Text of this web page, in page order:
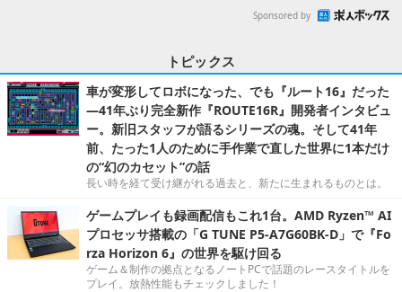
Sponsored by
トピックス
車が変形してロボになった、でも『ルート16』だった
―41年ぶり完全新作『ROUTE16R』開発者インタビュ
ー。新旧スタッフが語るシリーズの魂。そして41年
前、たった1人のために手作業で直した世界に1本だけ
の“幻のカセット”の話
長い時を経て受け継がれる過去と、新たに生まれるものとは。
ゲームプレイも録画配信もこれ1台。AMD Ryzen™ AI
プロセッサ搭載の「G TUNE P5-A7G60BK-D」で『Fo
rza Horizon 6』の世界を駆け回る
ゲーム＆制作の拠点となるノートPCで話題のレースタイトルを
プレイ。放熱性能もチェックしました！